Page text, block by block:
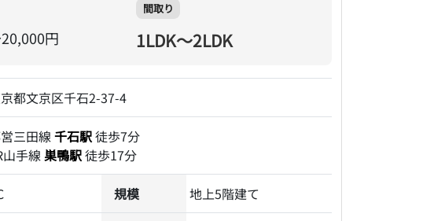
円
間取り
1LDK～2LDK
都文京区千石2-37-4
三田線 千石駅徒歩7分
手線 巣鴨駅徒歩17分
規模 地上5階建て